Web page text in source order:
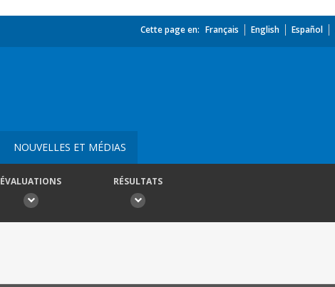
Cette page en: Français English Español
NOUVELLES ET MÉDIAS
ÉVALUATIONS RÉSULTATS